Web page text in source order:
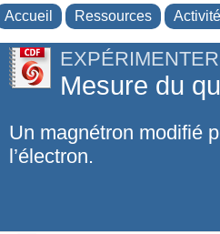
Accueil Ressources
Mesure du
Un magnétron modifié
l’électron.